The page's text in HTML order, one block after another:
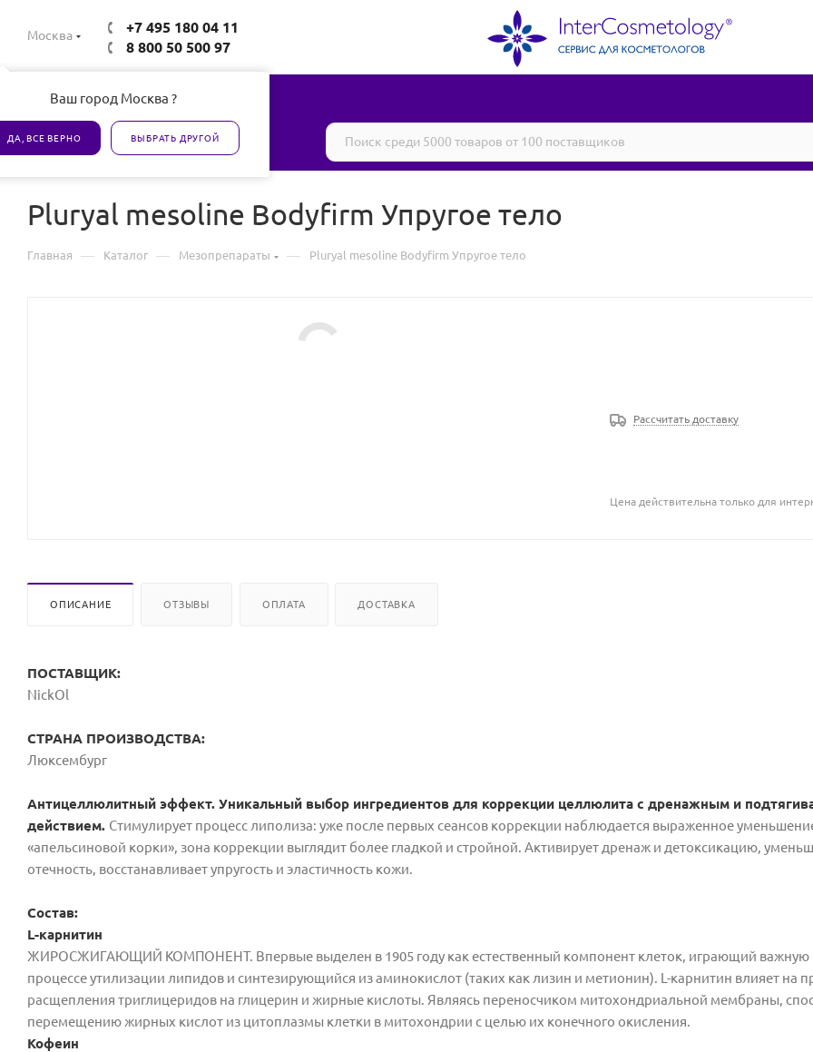
Москва
Ваш город Москва ?
ДА, ВСЕ ВЕРНО ВЫБРАТЬ ДРУГОЙ
+7 495 180 04 11
8 800 50 500 97
Все товары сертифицированы
Pluryal mesoline Bodyfirm Упругое тело
Главная — Каталог — Мезопрепараты — Pluryal mesoline Bodyfirm Упругое тело
Рассчитать доставку
Цена действительна только для
ОПИСАНИЕ ОТЗЫВЫ ОПЛАТА ДОСТАВКА
ПОСТАВЩИК:
NickOl
СТРАНА ПРОИЗВОДСТВА:
Люксембург
Антицеллюлитный эффект. Уникальный выбор ингредиентов для коррекции целлюлита с дренажным и
действием. Стимулирует процесс липолиза: уже после первых сеансов коррекции наблюдается выраженное
«апельсиновой корки», зона коррекции выглядит более гладкой и стройной. Активирует дренаж и детоксикацию,
отечность, восстанавливает упругость и эластичность кожи.
Состав:
L-карнитин
ЖИРОСЖИГАЮЩИЙ КОМПОНЕНТ. Впервые выделен в 1905 году как естественный компонент клеток, играющий важную
процессе утилизации липидов и синтезирующийся из аминокислот (таких как лизин и метионин). L-карнитин влияет на
расщепления триглицеридов на глицерин и жирные кислоты. Являясь переносчиком митохондриальной мембраны,
перемещению жирных кислот из цитоплазмы клетки в митохондрии с целью их конечного окисления.
Кофеин